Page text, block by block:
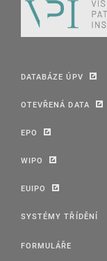
DATABÁZE ÚPV
OTEVŘENÁ DATA
EPO
WIPO
EUIPO
SYSTÉMY TŘÍDĚNÍ
FORMULÁŘE